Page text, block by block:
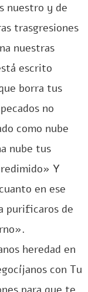
nuestro y de
trasgresiones
nuestras
escrito
borra tus
no
como nube
nube tus
Y
en ese
purificaros de
heredad en
con Tu